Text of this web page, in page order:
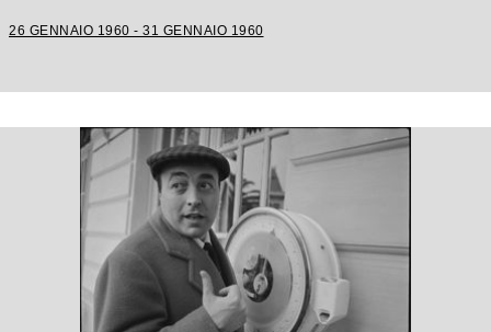
26 GENNAIO 1960 - 31 GENNAIO 1960